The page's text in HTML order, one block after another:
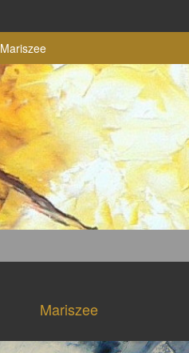
Mariszee
Mariszee